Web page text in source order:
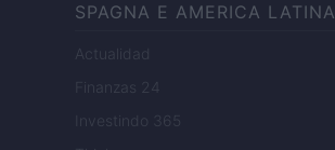
SPAGNA E AMERICA LATINA
Actualidad
Finanzas 24
Investindo 365